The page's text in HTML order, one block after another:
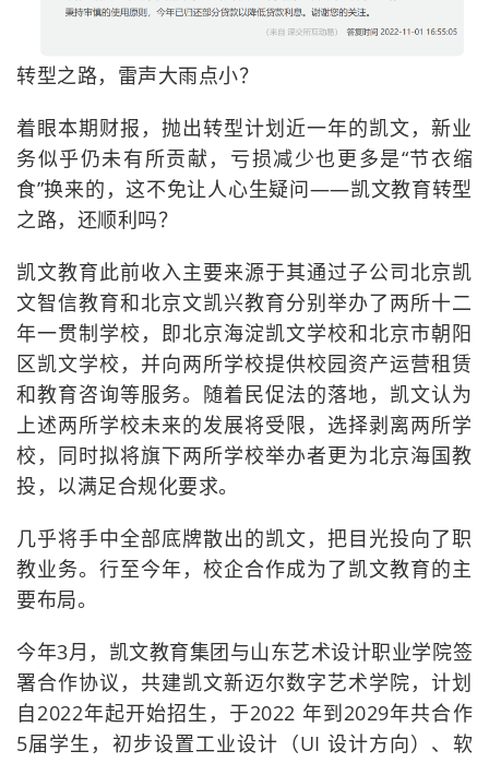
转型之路，雷声大雨点小？
着眼本期财报，抛出转型计划近一年的凯文，新业
务似乎仍未有所贡献，亏损减少也更多是“节衣缩
食”换来的，这不免让人心生疑问——凯文教育转型
之路，还顺利吗？
凯文教育此前收入主要来源于其通过子公司北京凯
文智信教育和北京文凯兴教育分别举办了两所十二
年一贯制学校，即北京海淀凯文学校和北京市朝阳
区凯文学校，并向两所学校提供校园资产运营租赁
和教育咨询等服务。随着民促法的落地，凯文认为
上述两所学校未来的发展将受限，选择剥离两所学
校，同时拟将旗下两所学校举办者更为北京海国教
投，以满足合规化要求。
几乎将手中全部底牌散出的凯文，把目光投向了职
教业务。行至今年，校企合作成为了凯文教育的主
要布局。
今年3月，凯文教育集团与山东艺术设计职业学院签
署合作协议，共建凯文新迈尔数字艺术学院，计划
自2022年起开始招生，于2022 年到2029年共合作
5届学生，初步设置工业设计（UI 设计方向）、软